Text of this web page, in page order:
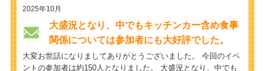
2025年10月
大盛況となり、中でもキッチンカー含め食事
関係については参加者にも大好評でした。
大変お世話になりましてありがとうございました。 今回のイベ
ントの参加者は約150人となりました。 大盛況となり、中でも